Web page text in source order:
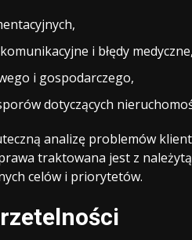
i błędy medyczne,
i gospodarczego,
dotyczących
analizę problemów
traktowana jest z
celów i priorytetów.